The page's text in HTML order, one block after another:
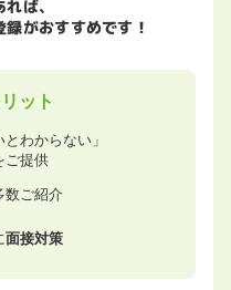
ば、
がおすすめです！
ット
とわからない」
ご提供
数ご紹介
面接対策